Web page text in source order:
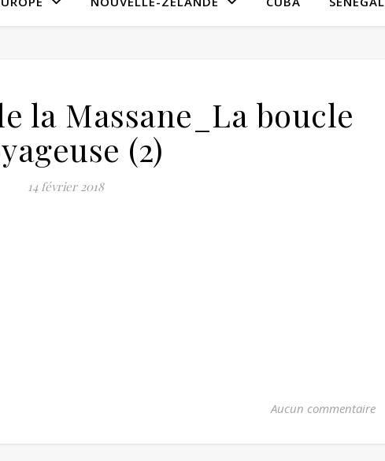
la Massane_La boucle
(2)
14 février 2018
Aucun commentaire